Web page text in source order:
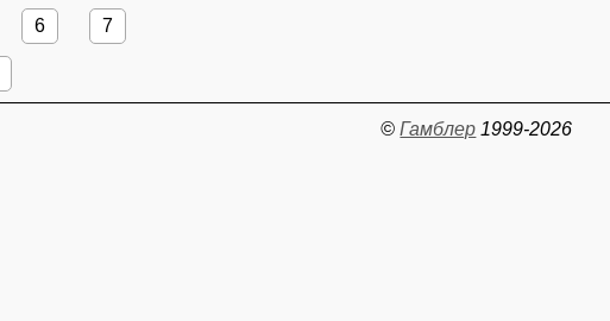
6 7
©Гамблер 1999-2026